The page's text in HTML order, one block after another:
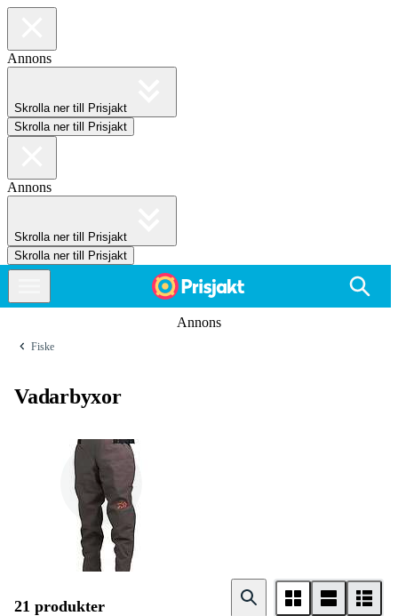
Annons
Skrolla ner till Prisjakt
Skrolla ner till Prisjakt
Annons
Skrolla ner till Prisjakt
Skrolla ner till Prisjakt
Annons
Fiske
Vadarbyxor
Herr
21 produkter